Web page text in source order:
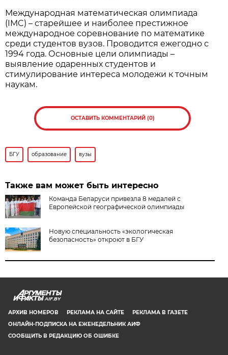
Международная математическая олимпиада
(IMC) – старейшее и наиболее престижное
международное соревнование по математике
среди студентов вузов. Проводится ежегодно с
1994 года. Основные цели олимпиады –
выявление одаренных студентов и
стимулирование интереса молодежи к точным
наукам.
ОСТАВИТЬ КОММЕНТАРИЙ (0)
БГУ образование вузы
Также вам может быть интересно
Команда Беларуси привезла 8 медалей с
Европейской географической олимпиады
Новую специальность «экологическая
безопасность» откроют в БГУ
AIF.BY
АРХИВ НОМЕРОВ РЕКЛАМА НА САЙТЕ
РЕКЛАМА В ГАЗЕТЕ
ОНЛАЙН-ПОДПИСКА НА ЕЖЕНЕДЕЛЬНИК АИФ
СООБЩИТЬ В РЕДАКЦИЮ ОБ ОШИБКЕ